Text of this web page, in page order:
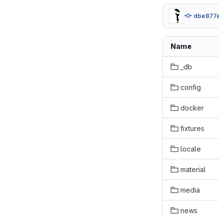
Name
_db
config
docker
fixtures
locale
material
media
news